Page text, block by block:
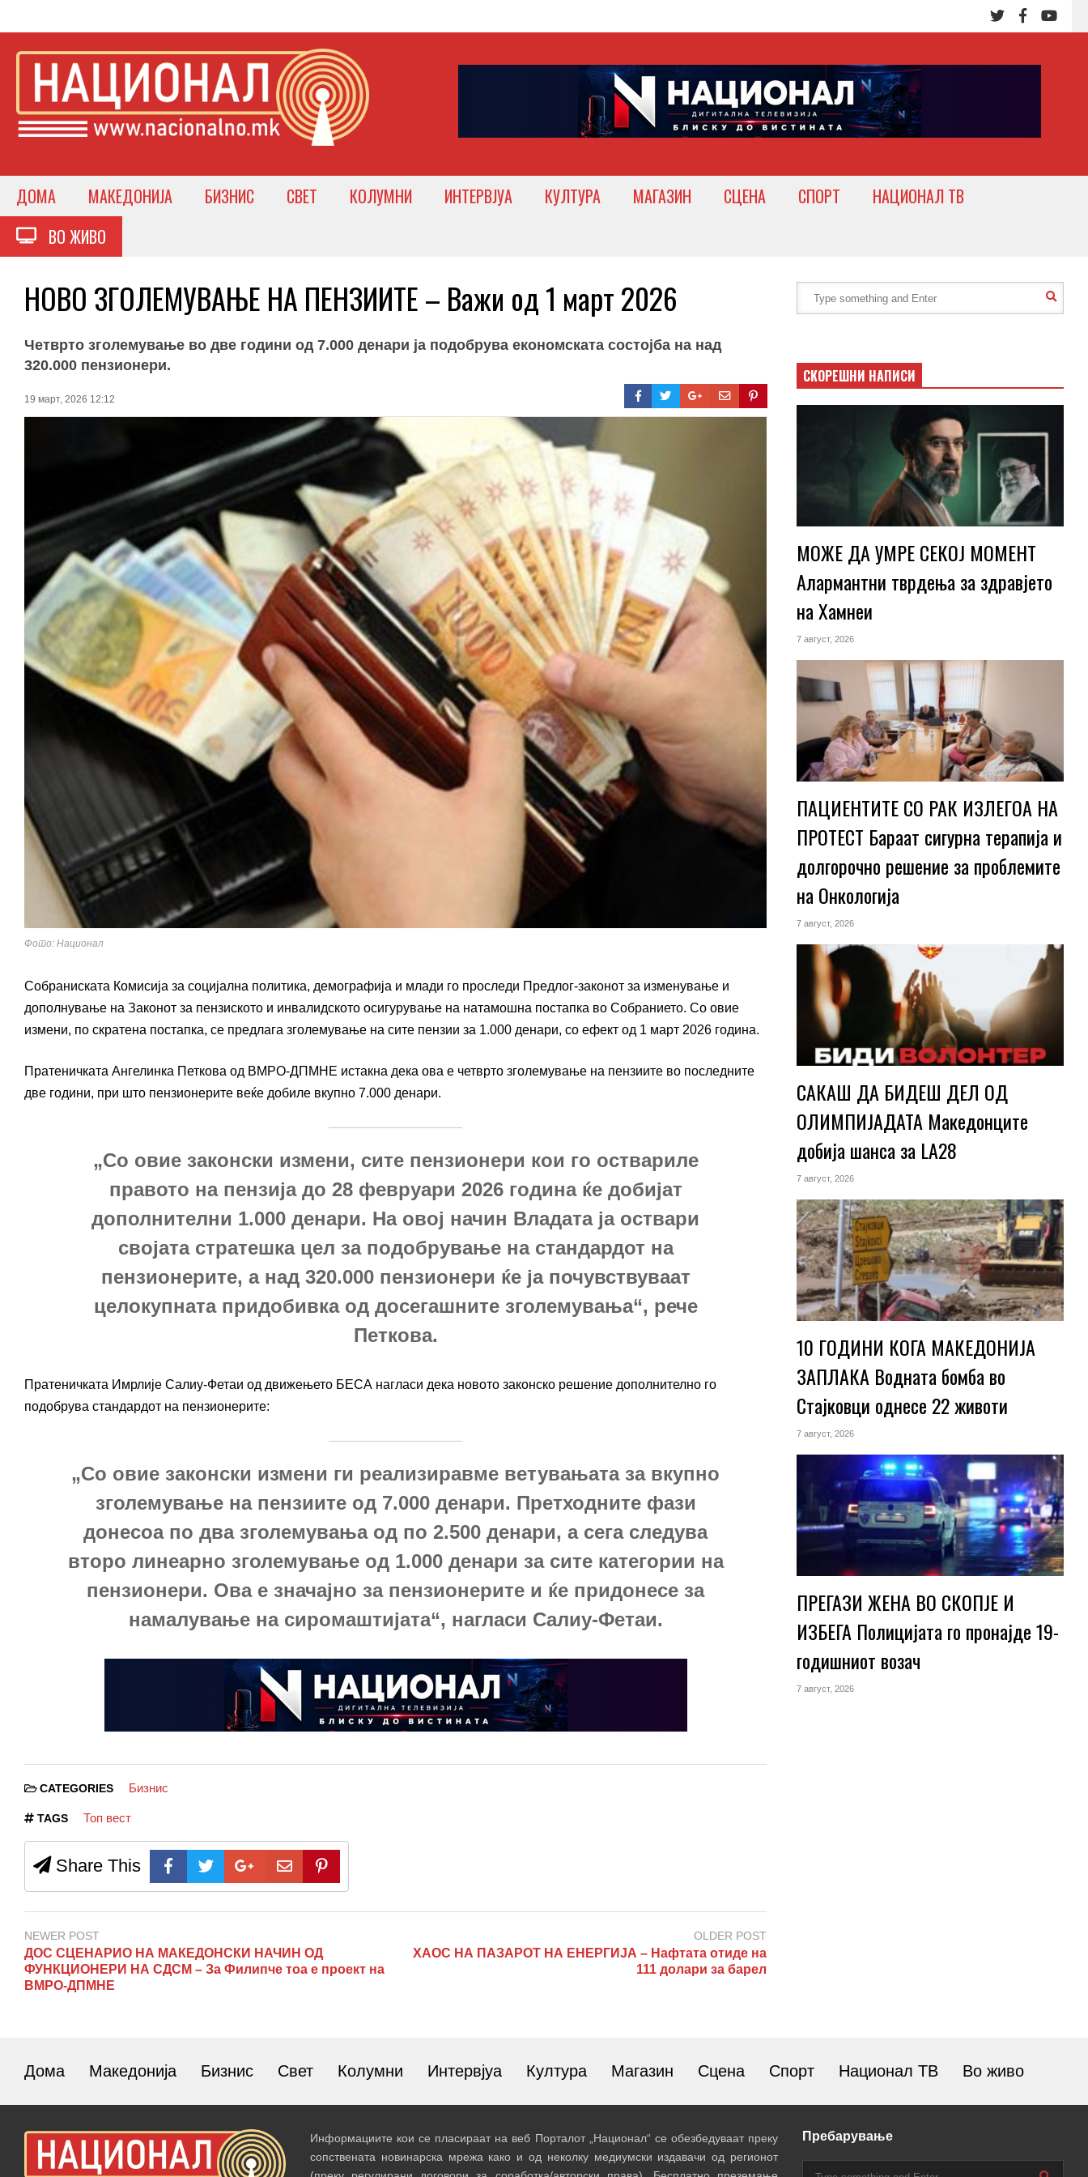
ДОМА МАКЕДОНИЈА БИЗНИС СВЕТ КОЛУМНИ ИНТЕРВЈУА КУЛТУРА МАГАЗИН СЦЕНА СПОРТ
НАЦИОНАЛ ТВ
ВО ЖИВО
НОВО ЗГОЛЕМУВАЊЕ НА ПЕНЗИИТЕ – Важи од 1 март 2026
Четврто зголемување во две години од 7.000 денари ја подобрува економската состојба на над
320.000 пензионери.
19 март, 2026 12:12
Фото: Национал
Собраниската Комисија за социјална политика, демографија и млади го проследи Предлог-законот за изменување и
дополнување на Законот за пензиското и инвалидското осигурување на натамошна постапка во Собранието. Со овие
измени, по скратена постапка, се предлага зголемување на сите пензии за 1.000 денари, со ефект од 1 март 2026 година.
Пратеничката Ангелинка Петкова од ВМРО-ДПМНЕ истакна дека ова е четврто зголемување на пензиите во последните
две години, при што пензионерите веќе добиле вкупно 7.000 денари.
„Со овие законски измени, сите пензионери кои го оствариле
правото на пензија до 28 февруари 2026 година ќе добијат
дополнителни 1.000 денари. На овој начин Владата ја оствари
својата стратешка цел за подобрување на стандардот на
пензионерите, а над 320.000 пензионери ќе ја почувствуваат
целокупната придобивка од досегашните зголемувања“, рече
Петкова.
Пратеничката Имрлије Салиу-Фетаи од движењето БЕСА нагласи дека новото законско решение дополнително го
подобрува стандардот на пензионерите:
„Со овие законски измени ги реализиравме ветувањата за вкупно
зголемување на пензиите од 7.000 денари. Претходните фази
донесоа по два зголемувања од по 2.500 денари, а сега следува
второ линеарно зголемување од 1.000 денари за сите категории на
пензионери. Ова е значајно за пензионерите и ќе придонесе за
намалување на сиромаштијата“, нагласи Салиу-Фетаи.
CATEGORIES Бизнис
TAGS Топ вест
Share This
NEWER POST
ДОС СЦЕНАРИО НА МАКЕДОНСКИ НАЧИН ОД
ФУНКЦИОНЕРИ НА СДСМ – За Филипче тоа е проект на
ВМРО-ДПМНЕ
OLDER POST
ХАОС НА ПАЗАРОТ НА ЕНЕРГИЈА – Нафтата отиде на
111 долари за барел
СКОРЕШНИ НАПИСИ
МОЖЕ ДА УМРЕ СЕКОЈ МОМЕНТ
Алармантни тврдења за здравјето
на Хамнеи
7 август, 2026
ПАЦИЕНТИТЕ СО РАК ИЗЛЕГОА НА
ПРОТЕСТ Бараат сигурна терапија и
долгорочно решение за проблемите
на Онкологија
7 август, 2026
САКАШ ДА БИДЕШ ДЕЛ ОД
ОЛИМПИЈАДАТА Македонците
добија шанса за LA28
7 август, 2026
10 ГОДИНИ КОГА МАКЕДОНИЈА
ЗАПЛАКА Водната бомба во
Стајковци однесе 22 животи
7 август, 2026
ПРЕГАЗИ ЖЕНА ВО СКОПЈЕ И
ИЗБЕГА Полицијата го пронајде 19-
годишниот возач
7 август, 2026
Дома Македонија Бизнис Свет Колумни Интервјуа Култура Магазин Сцена Спорт Национал ТВ Во живо
Информациите кои се пласираат на веб Порталот „Национал“ се обезбедуваат преку
сопствената новинарска мрежа како и од неколку медиумски издавачи од регионот
Пребарување